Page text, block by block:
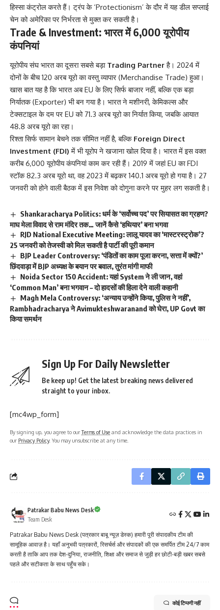
हिस्सा कंट्रोल करते हैं। ट्रंप के ‘Protectionism’ के दौर में यह डील सप्लाई
चेन को अमेरिका पर निर्भरता से मुक्त कर सकती है।
Trade & Investment: भारत में 6,000 यूरोपीय
कंपनियां
यूरोपीय संघ भारत का दूसरा सबसे बड़ा Trading Partnerहै। 2024 में
दोनों के बीच 120 अरब यूरो का वस्तु व्यापार (Merchandise Trade) हुआ।
खास बात यह है कि भारत अब EU के लिए सिर्फ बाजार नहीं, बल्कि एक बड़ा
निर्यातक (Exporter) भी बन गया है। भारत ने मशीनरी, केमिकल्स और
टेक्सटाइल के दम पर EU को 71.3 अरब यूरो का निर्यात किया, जबकि आयात
48.8 अरब यूरो का रहा।
रिश्ता सिर्फ सामान बेचने तक सीमित नहीं है, बल्कि Foreign Direct
Investment (FDI) में भी यूरोप ने खजाना खोल दिया है। भारत में इस वक्त
करीब 6,000 यूरोपीय कंपनियां काम कर रही हैं। 2019 में जहां EU का FDI
स्टॉक 82.3 अरब यूरो था, वह 2023 में बढ़कर 140.1 अरब यूरो हो गया है। 27
जनवरी को होने वाली बैठक में इस निवेश को दोगुना करने पर मुहर लग सकती है।
Shankaracharya Politics: धर्म के ‘सर्वोच्च पद’ पर सियासत का ग्रहण?
माघ मेला विवाद से राम मंदिर तक… जानें कैसे ‘हथियार’ बना भगवा
RJD National Executive Meeting: लालू यादव का ‘मास्टरस्ट्रोक’?
25 जनवरी को तेजस्वी को मिल सकती है पार्टी की पूरी कमान
BJP Leader Controversy: ‘पंडितों का काम पूजा करना, सत्ता में क्यों?’
छिंदवाड़ा में BJP अध्यक्ष के बयान पर बवाल, तुरंत मांगी माफी
Noida Sector 150 Accident: यहां System ने ली जान, वहां
‘Common Man’ बना भगवान – दो हादसों की हिला देने वाली कहानी
Magh Mela Controversy: ‘अन्याय उन्होंने किया, पुलिस ने नहीं’,
Rambhadracharya ने Avimukteshwaranand को घेरा, UP Govt का
किया समर्थन
Sign Up For Daily Newsletter
Be keep up! Get the latest breaking news delivered
straight to your inbox.
[mc4wp_form]
By signing up, you agree to ourTerms of Use and acknowledge the data practices in
our Privacy Policy. You may unsubscribe at any time.
Patrakar Babu News Desk
Team Desk
Patrakar Babu News Desk (पत्रकार बाबू न्यूज़ डेस्क) हमारी पूरी संपादकीय टीम की
सामूहिक आवाज़ है। यहाँ अनुभवी पत्रकारों, रिसर्चर्स और संपादकों की एक समर्पित टीम 24/7 काम
करती है ताकि आप तक देश-दुनिया, राजनीति, शिक्षा और समाज से जुड़ी हर छोटी-बड़ी खबर सबसे
पहले और सटीकता के साथ पहुँच सके।
कोई टिप्पणी नहीं